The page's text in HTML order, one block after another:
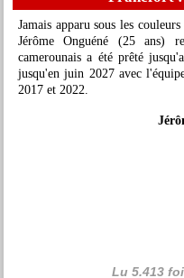
Jamais apparu sous les
Jérôme Onguéné (25 ans)
camerounais a été prêté
jusqu'en juin 2027 avec
2017 et 2022.
Lu 5.413